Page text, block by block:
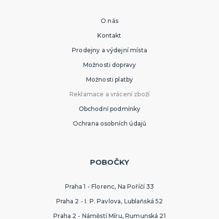
O nás
Kontakt
Prodejny a výdejní místa
Možnosti dopravy
Možnosti platby
Reklamace a vrácení zboží
Obchodní podmínky
Ochrana osobních údajů
POBOČKY
Praha 1 - Florenc, Na Poříčí 33
Praha 2 - I. P. Pavlova, Lublaňská 52
Praha 2 - Náměstí Míru, Rumunská 21